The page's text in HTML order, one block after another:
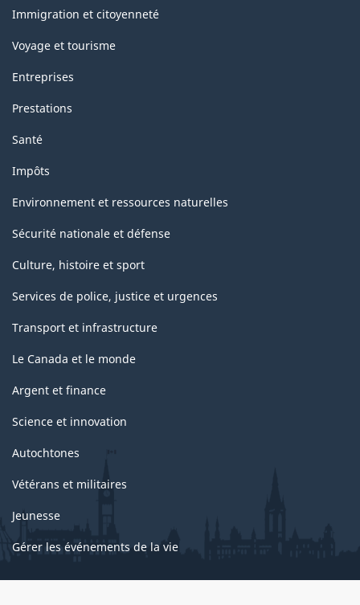
sujets
Immigration et citoyenneté
Voyage et tourisme
Entreprises
Prestations
Santé
Impôts
Environnement et ressources naturelles
Sécurité nationale et défense
Culture, histoire et sport
Services de police, justice et urgences
Transport et infrastructure
Le Canada et le monde
Argent et finance
Science et innovation
Autochtones
Vétérans et militaires
Jeunesse
Gérer les événements de la vie